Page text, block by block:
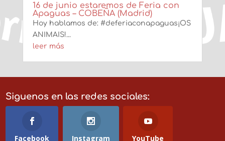
16 de junio estaremos de Feria con
Apaguas – COBEÑA (Madrid)
Hoy hablamos de: #deferiaconapaguas¡OS
ANIMAIS!...
leer más
Siguenos en las redes sociales:
Facebook Instagram YouTube